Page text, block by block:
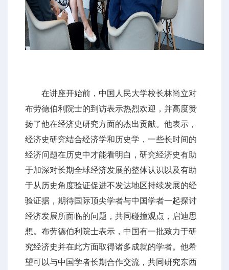
在讲座开始前，中国人民大学校长林尚立对
布劳德伯利院士的到访表示热烈欢迎，并高度赞
扬了他在经济史研究方面的杰出贡献。他表示，
经济史研究结合经济学和历史学，一些长时间的
经济问题在历史中才能看明白，研究经济史有助
于加深对长期全球经济发展的整体认识以及有助
于从历史角度验证促进不发达地区持续发展的经
验证据，期待国际顶尖学者与中国学者一起探讨
经济发展所面临的问题，共同碰撞观点，启迪思
想。布劳德伯利院士表示，中国有一批致力于研
究经济史并在此方面取得诸多成就的学者。他希
望可以与中国学者长期合作交流，共同研究东西